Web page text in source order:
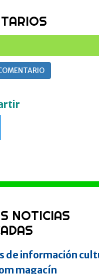
NOTICIAS
de información
magacín